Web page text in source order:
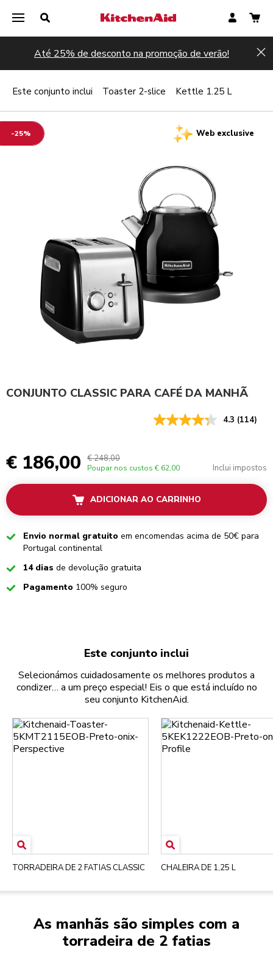
Até 25% de desconto na promoção de verão!
-25% Web exclusive
CONJUNTO CLASSIC PARA CAFÉ DA MANHÃ
4.3 (114)
€ 186,00 € 248,00
Poupar nos custos € 62,00 Inclui impostos
ADICIONAR AO CARRINHO
CheckedEnvio normal gratuito em encomendas acima de 50€ para
Portugal continental
Checked
14 dias de devolução gratuita
CheckedPagamento 100% seguro
Este conjunto inclui Toaster 2-slice Kettle 1.25 L
Este conjunto inclui
Selecionámos cuidadosamente os melhores produtos a
condizer… a um preço especial! Eis o que está incluído no
seu conjunto KitchenAid.
TORRADEIRA DE 2 FATIAS CLASSIC CHALEIRA DE 1,25 L
As manhãs são simples com a
torradeira de 2 fatias